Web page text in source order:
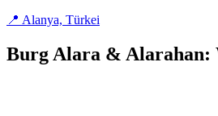
📍 Alanya, Türkei
Burg Alara & Alarahan: